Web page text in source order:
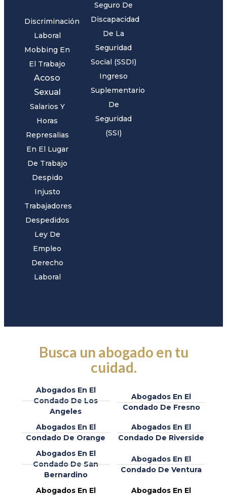
Discriminación
Laboral
Mobbing En
El Trabajo
Acoso
Sexual
Salarios Y
Horas
Represalias
En El Lugar
De Trabajo
Despido
Injusto
Trabajadores
Despedidos
Ley De
Empleo
Derecho
Laboral
Seguro De
Discapacidad
De La
Seguridad
Social (SSDI)
Ingreso
Suplementario
De
Seguridad
(SSI)
Busca un abogado en tu
cuidad.
Abogados En El
Condado De Los
Angeles
Abogados En El
Condado De Fresno
Abogados En El
Condado De Orange
Abogados En El
Condado De Riverside
Abogados En El
Condado De San
Bernardino
Abogados En El
Condado De Ventura
Abogados En El Abogados En El